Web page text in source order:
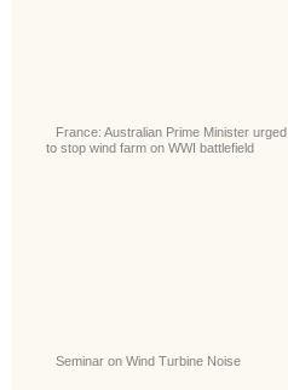
France: Australian Prime Minister urged
to stop wind farm on WWI battlefield
Seminar on Wind Turbine Noise